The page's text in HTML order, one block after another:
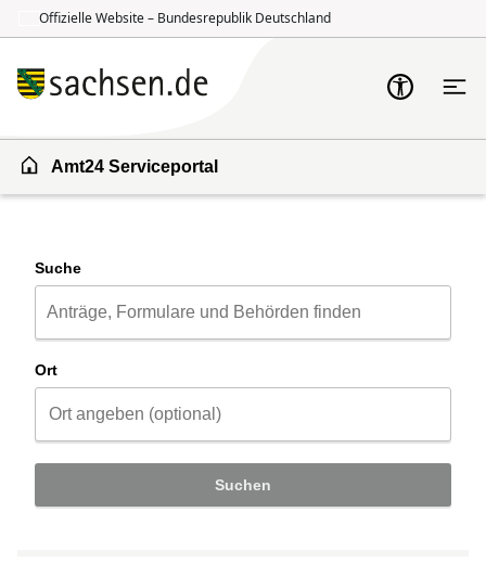
Offizielle Website – Bundesrepublik Deutschland
Amt24 Serviceportal
Suche
Ort
Suchen